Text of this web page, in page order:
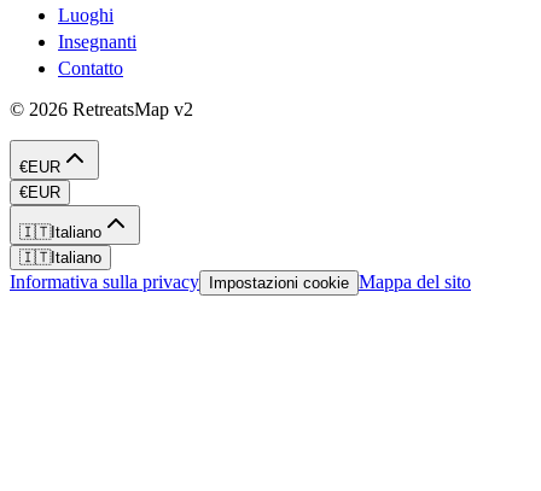
Luoghi
Insegnanti
Contatto
© 2026 RetreatsMap v2
€EUR
€EUR
🇮🇹Italiano
🇮🇹Italiano
Informativa sulla privacy Impostazioni cookie Mappa del sito